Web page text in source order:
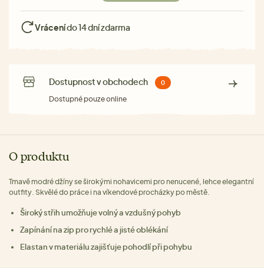
Vrácenído 14 dní zdarma
Dostupnost v obchodech 0
Dostupné pouze online
O produktu
Tmavě modré džíny se širokými nohavicemi pro nenucené, lehce elegantní
outfity. Skvělé do práce i na víkendové procházky po městě.
Široký střih umožňuje volný a vzdušný pohyb
Zapínání na zip pro rychlé a jisté oblékání
Elastan v materiálu zajišťuje pohodlí při pohybu